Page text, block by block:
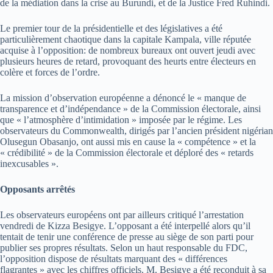
de la médiation dans la crise au Burundi, et de la Justice Fred Ruhindi.
Le premier tour de la présidentielle et des législatives a été
particulièrement chaotique dans la capitale Kampala, ville réputée
acquise à l’opposition: de nombreux bureaux ont ouvert jeudi avec
plusieurs heures de retard, provoquant des heurts entre électeurs en
colère et forces de l’ordre.
La mission d’observation européenne a dénoncé le « manque de
transparence et d’indépendance » de la Commission électorale, ainsi
que « l’atmosphère d’intimidation » imposée par le régime. Les
observateurs du Commonwealth, dirigés par l’ancien président nigérian
Olusegun Obasanjo, ont aussi mis en cause la « compétence » et la
« crédibilité » de la Commission électorale et déploré des « retards
inexcusables ».
Opposants arrêtés
Les observateurs européens ont par ailleurs critiqué l’arrestation
vendredi de Kizza Besigye. L’opposant a été interpellé alors qu’il
tentait de tenir une conférence de presse au siège de son parti pour
publier ses propres résultats. Selon un haut responsable du FDC,
l’opposition dispose de résultats marquant des « différences
flagrantes » avec les chiffres officiels. M. Besigye a été reconduit à sa